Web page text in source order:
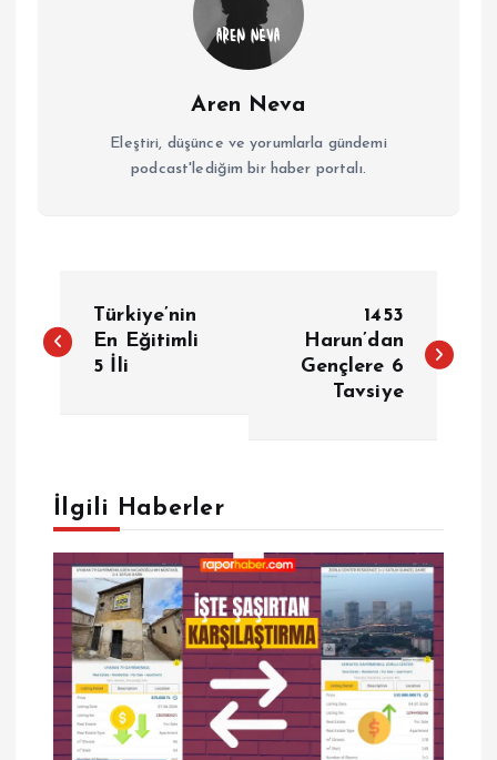
Aren Neva
Eleştiri, düşünce ve yorumlarla gündemi
podcast'lediğim bir haber portalı.
a
g
e
z
n
Türkiye’nin
En Eğitimli
5 İli
1453
Harun’dan
Gençlere 6
Tavsiye
İlgili Haberler